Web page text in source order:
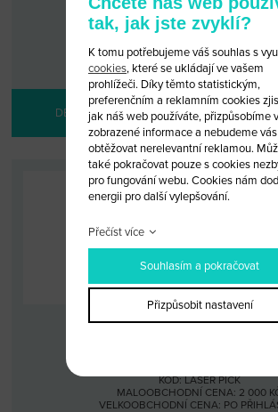
KÓD: DECODER 17
VELKOOBCHODNÍ CENA:PO
DETAIL PRODUKTU
KÓD: LASER PICK
MALOOBCHODNÍ CENA: 2 000
VELKOOBCHODNÍ CENA: PO
tak, jak jste zvyklí?
K tomu potřebujeme váš souhlas s
cookies, které se ukládají ve vašem
prohlížeči. Díky těmto statistickým,
preferenčním a reklamním cookies
jak náš web používáte, přizpůsobíme
zobrazené informace a nebudeme vás
obtěžovat nerelevantní reklamou.
také pokračovat pouze s cookies
pro fungování webu. Cookies nám
energii pro další vylepšování.
Přečíst více
Souhlasím a pokračovat
Přizpůsobit nastavení